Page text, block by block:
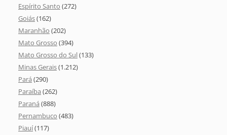
Espírito Santo (272)
Goiás(162)
Maranhão (202)
Mato Grosso (394)
Mato Grosso do Sul(133)
Minas Gerais(1.212)
Pará (290)
Paraíba (262)
Paraná (888)
Pernambuco (483)
Piauí(117)